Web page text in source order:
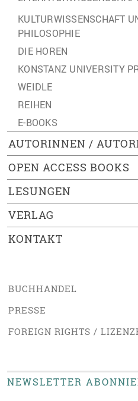
KULTURWISSENSCHAFT
PHILOSOPHIE
DIE HOREN
KONSTANZ UNIVERSITY
WEIDLE
REIHEN
E-BOOKS
AUTORINNEN /
OPEN ACCESS BOOKS
LESUNGEN
VERLAG
KONTAKT
BUCHHANDEL
PRESSE
FOREIGN RIGHTS /
NEWSLETTER